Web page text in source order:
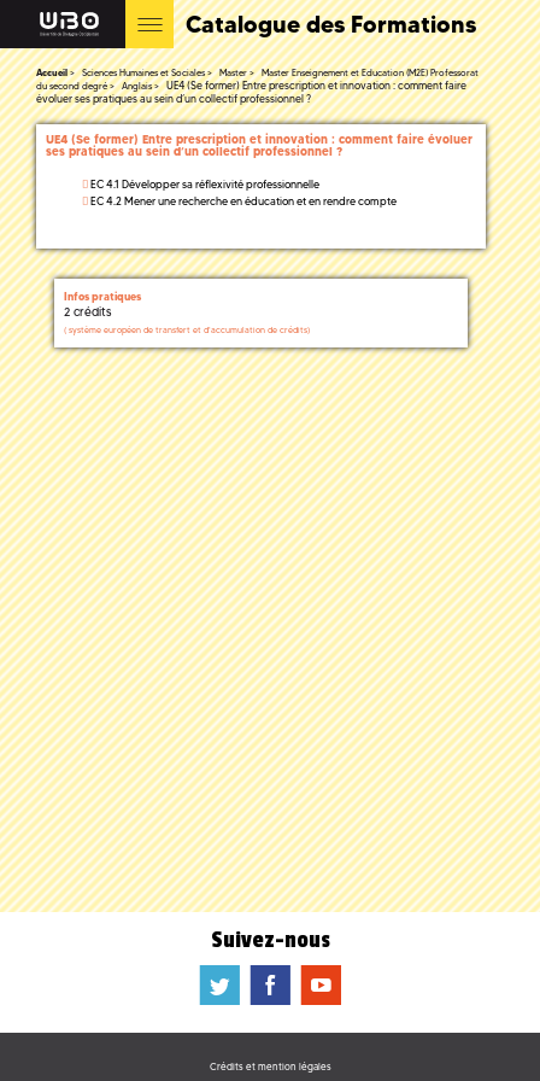
Catalogue des Formations
Accueil Sciences Humaines et Sociales Master
Master Enseignement et Education (M2E) Professorat
du second degré
Anglais
UE4 (Se former) Entre prescription et innovation : comment faire
évoluer ses pratiques au sein d’un collectif professionnel ?
UE4 (Se former) Entre prescription et innovation : comment faire évoluer
ses pratiques au sein d’un collectif professionnel ?
EC 4.1 Développer sa réflexivité professionnelle
EC 4.2 Mener une recherche en éducation et en rendre compte
Infos pratiques
2 crédits
( système européen de transfert et d'accumulation de crédits)
Suivez-nous
a b f
Crédits et mention légales